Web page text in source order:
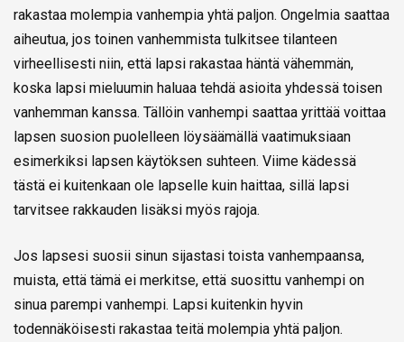
rakastaa molempia vanhempia yhtä paljon. Ongelmia saattaa
aiheutua, jos toinen vanhemmista tulkitsee tilanteen
virheellisesti niin, että lapsi rakastaa häntä vähemmän,
koska lapsi mieluumin haluaa tehdä asioita yhdessä toisen
vanhemman kanssa. Tällöin vanhempi saattaa yrittää voittaa
lapsen suosion puolelleen löysäämällä vaatimuksiaan
esimerkiksi lapsen käytöksen suhteen. Viime kädessä
tästä ei kuitenkaan ole lapselle kuin haittaa, sillä lapsi
tarvitsee rakkauden lisäksi myös rajoja.
Jos lapsesi suosii sinun sijastasi toista vanhempaansa,
muista, että tämä ei merkitse, että suosittu vanhempi on
sinua parempi vanhempi. Lapsi kuitenkin hyvin
todennäköisesti rakastaa teitä molempia yhtä paljon.